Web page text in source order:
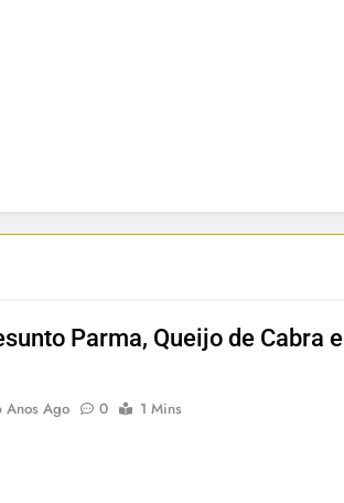
Parma, Queijo de Cabra e
Anos Ago 0
1 Mins